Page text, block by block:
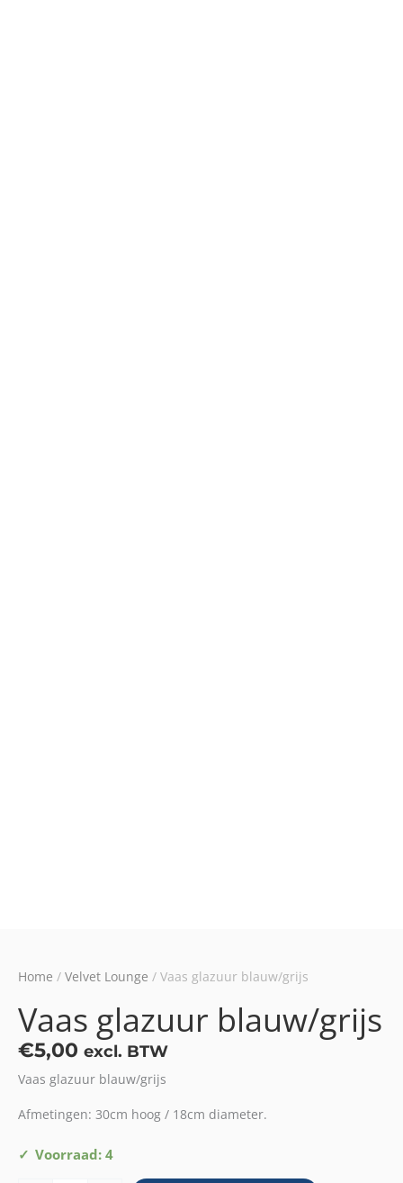
Home / Velvet Lounge / Vaas glazuur blauw/grijs
Vaas glazuur blauw/grijs
€5,00 excl. BTW
Vaas glazuur blauw/grijs
Afmetingen: 30cm hoog / 18cm diameter.
Voorraad: 4
Vaas